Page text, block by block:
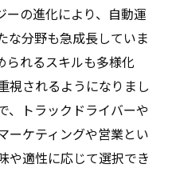
ーの進化により、自動運
な分野も急成長していま
られるスキルも多様化
視されるようになりまし
、トラックドライバーや
ーケティングや営業とい
や適性に応じて選択でき